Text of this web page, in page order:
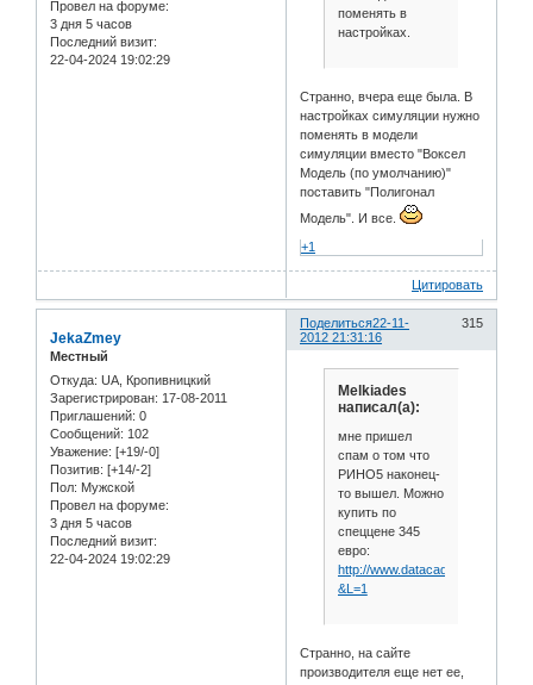
Провел на форуме:
3 дня 5 часов
Последний визит:
22-04-2024 19:02:29
поменять в
настройках.
Странно, вчера еще была. В
настройках симуляции нужно
поменять в модели
симуляции вместо "Воксел
Модель (по умолчанию)"
поставить "Полигонал
Модель". И все.
+1
Цитировать
Поделиться 315
22-11-
2012 21:31:16
JekaZmey
Местный
Откуда: UA, Кропивницкий
Зарегистрирован: 17-08-2011
Приглашений: 0
Сообщений: 102
Уважение: [+19/-0]
Позитив: [+14/-2]
Пол: Мужской
Провел на форуме:
3 дня 5 часов
Последний визит:
22-04-2024 19:02:29
Melkiades
написал(а):
мне пришел
спам о том что
РИНО5 наконец-
то вышел. Можно
купить по
спеццене 345
евро:
http://www.datacad.de/
&L=1
Странно, на сайте
производителя еще нет ее,